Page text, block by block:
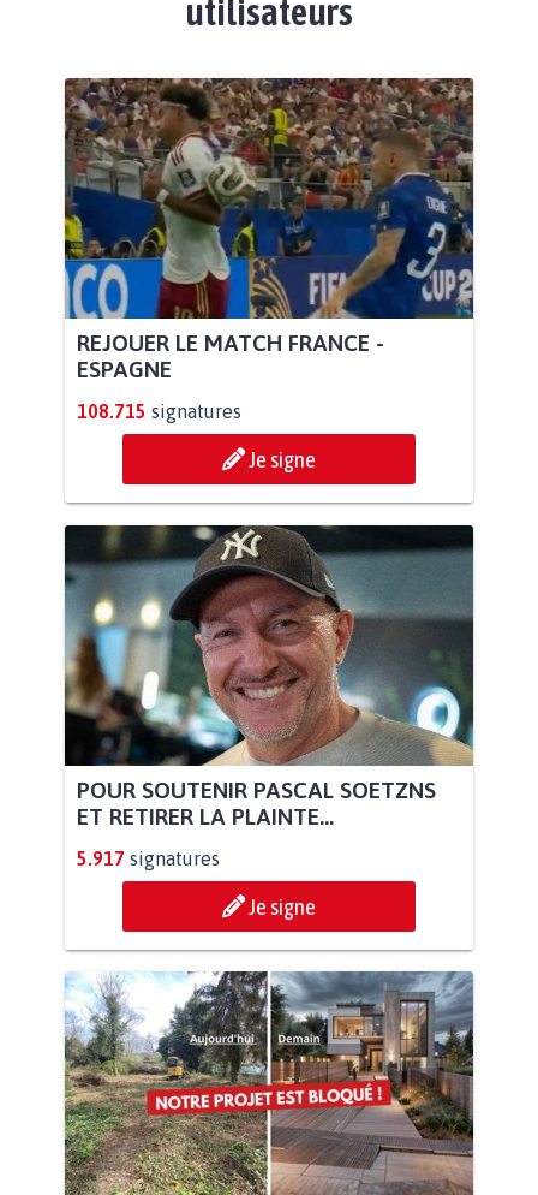
utilisateurs
REJOUER LE MATCH FRANCE -
ESPAGNE
108.715 signatures
Je signe
POUR SOUTENIR PASCAL SOETZNS
ET RETIRER LA PLAINTE...
5.917 signatures
Je signe